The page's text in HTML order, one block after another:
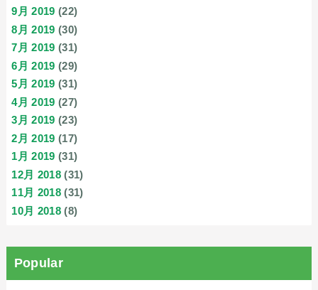
9月 2019 (22)
8月 2019 (30)
7月 2019 (31)
6月 2019 (29)
5月 2019 (31)
4月 2019 (27)
3月 2019 (23)
2月 2019 (17)
1月 2019 (31)
12月 2018 (31)
11月 2018 (31)
10月 2018 (8)
Popular